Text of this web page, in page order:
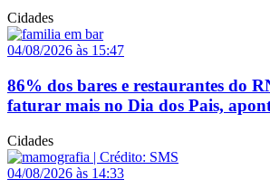
Cidades
04/08/2026 às 15:47
86% dos bares e restaurantes do
faturar mais no Dia dos Pais,
Cidades
04/08/2026 às 14:33